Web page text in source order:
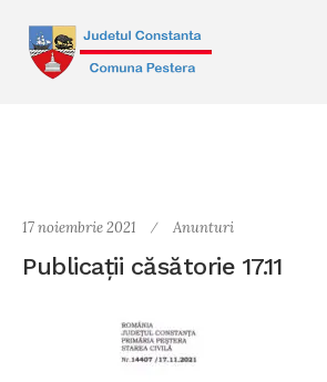
17 noiembrie 2021 Anunturi
Publicații căsătorie 17.11